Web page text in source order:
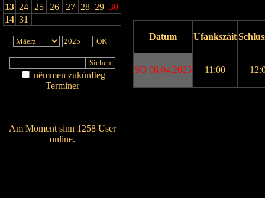
13 24 25 26 27 28 29 30
14 31
nëmmen zukünfteg
Terminer
Am Moment sinn 1258 User
online.
Datum Ufankszäit
SO 06.04.2025 11:00